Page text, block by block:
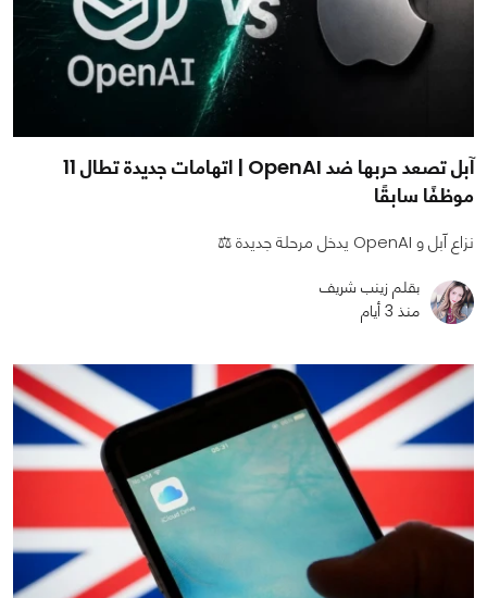
آبل تصعد حربها ضد OpenAI | اتهامات جديدة تطال 11
موظفًا سابقًا
نزاع آبل و OpenAI يدخل مرحلة جديدة ⚖️
بقلم زينب شريف
منذ 3 أيام